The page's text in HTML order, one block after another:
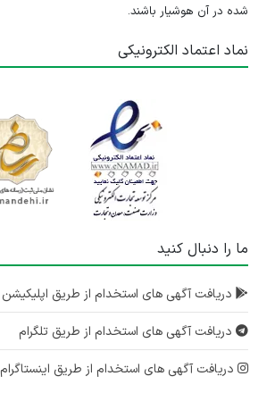
شده در آن هوشیار باشند.
نماد اعتماد الکترونیکی
ما را دنبال کنید
دریافت آگهی های استخدام از طریق اپلیکیشن
دریافت آگهی های استخدام از طریق تلگرام
دریافت آگهی های استخدام از طریق اینستاگرام